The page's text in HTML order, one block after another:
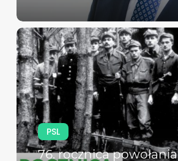
PSL
76. rocznica powołania